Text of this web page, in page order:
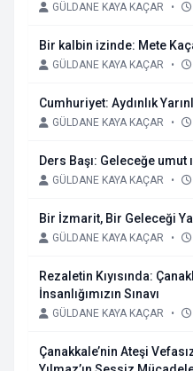
GÜLDANE KAYA KAÇAR •
Bir kalbin izinde: Mete
GÜLDANE KAYA KAÇAR •
Cumhuriyet: Aydınlık
GÜLDANE KAYA KAÇAR •
Ders Başı: Geleceğe
GÜLDANE KAYA KAÇAR •
Bir İzmarit, Bir Geleceği
GÜLDANE KAYA KAÇAR •
Rezaletin Kıyısında:
İnsanlığımızın Sınavı
GÜLDANE KAYA KAÇAR •
Çanakkale’nin Ateşi Vefasızlıkta Sınanıyor, Levent